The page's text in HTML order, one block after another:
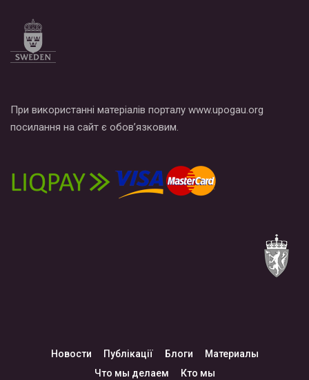
При використанні матеріалів порталу www.upogau.org
посилання на сайт є обов’язковим.
Новости Публікації Блоги
Материалы
Что мы делаем
Кто мы